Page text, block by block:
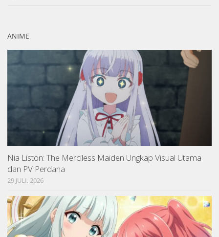
ANIME
Nia Liston: The Merciless Maiden Ungkap Visual Utama
dan PV Perdana
29 JULI, 2026